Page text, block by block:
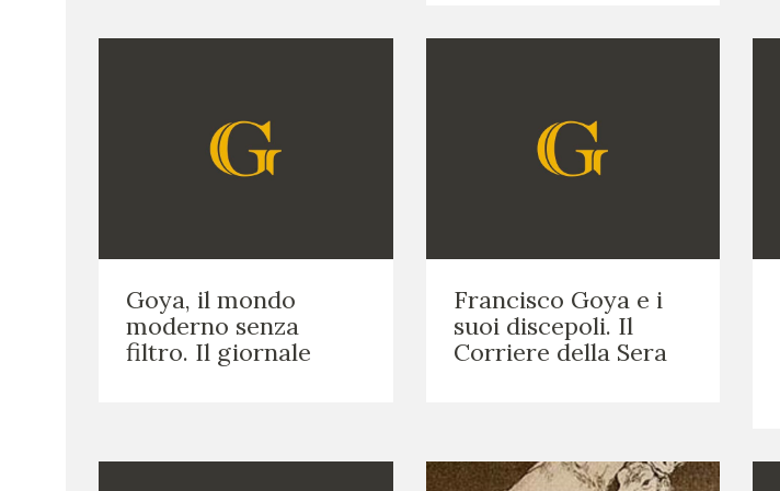
Goya, il mondo
moderno senza
filtro. Il giornale
Francisco Goya e i
suoi discepoli. Il
Corriere della Sera